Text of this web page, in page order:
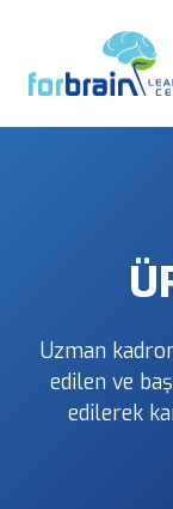
content
Uzman
edilen ve
edilerek